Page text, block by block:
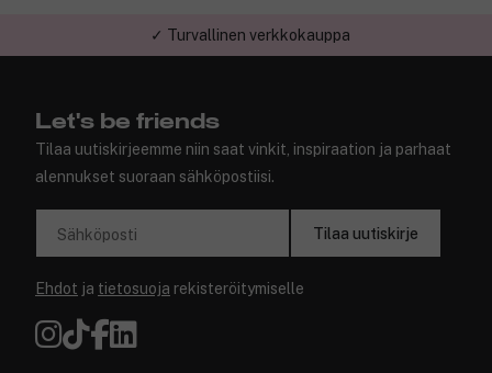
✓ Turvallinen verkkokauppa
Let's be friends
Tilaa uutiskirjeemme niin saat vinkit, inspiraation ja parhaat
alennukset suoraan sähköpostiisi.
Sähköposti Tilaa uutiskirje
Ehdot ja tietosuoja rekisteröitymiselle